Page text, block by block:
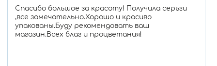
Спасибо большое за красоту! Получила серьги
,все замечательно.Хорошо и красиво
упакованы.Буду рекомендовать ваш
магазин.Всех благ и процветания!